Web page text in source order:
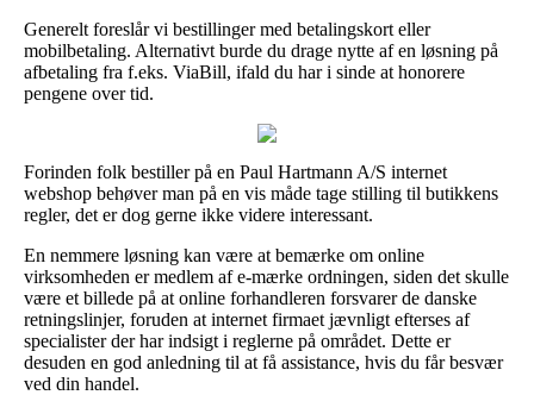
Generelt foreslår vi bestillinger med betalingskort eller
mobilbetaling. Alternativt burde du drage nytte af en løsning på
afbetaling fra f.eks. ViaBill, ifald du har i sinde at honorere
pengene over tid.
Forinden folk bestiller på en Paul Hartmann A/S internet
webshop behøver man på en vis måde tage stilling til butikkens
regler, det er dog gerne ikke videre interessant.
En nemmere løsning kan være at bemærke om online
virksomheden er medlem af e-mærke ordningen, siden det skulle
være et billede på at online forhandleren forsvarer de danske
retningslinjer, foruden at internet firmaet jævnligt efterses af
specialister der har indsigt i reglerne på området. Dette er
desuden en god anledning til at få assistance, hvis du får besvær
ved din handel.